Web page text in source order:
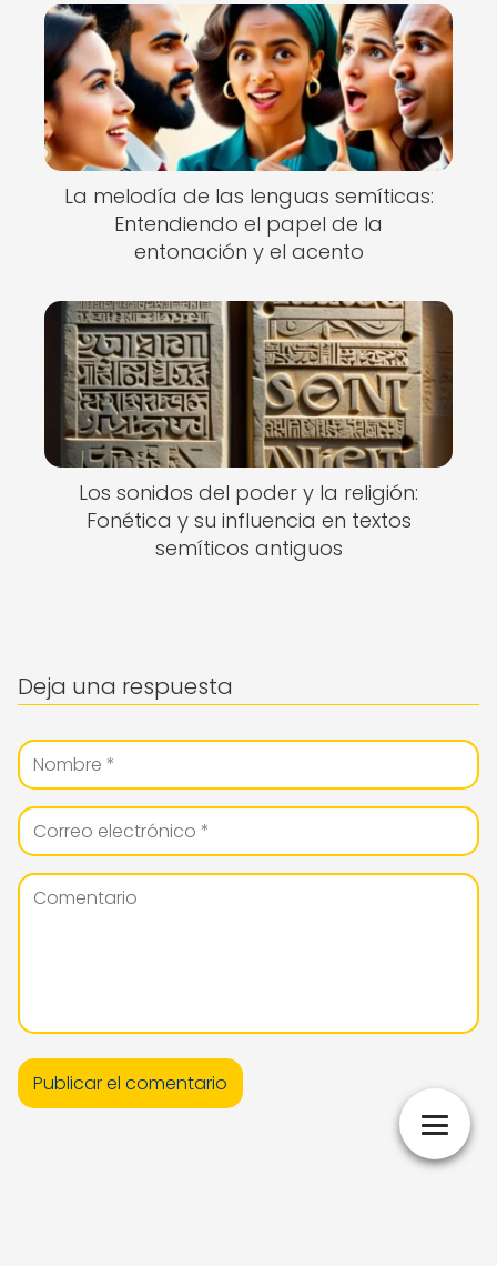
La melodía de las lenguas semíticas:
Entendiendo el papel de la
entonación y el acento
Los sonidos del poder y la religión:
Fonética y su influencia en textos
semíticos antiguos
Deja una respuesta